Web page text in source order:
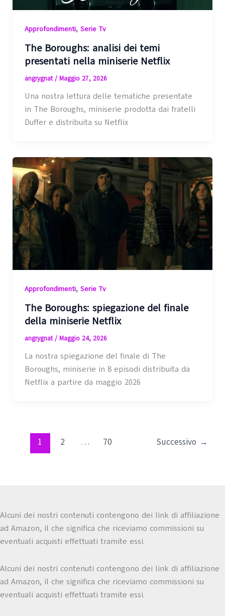
Approfondimenti, Serie Tv
The Boroughs: analisi dei temi
presentati nella miniserie Netflix
angrygnat/ Maggio 27, 2026
Una nostra lettura delle tematiche presentate
in The Boroughs, miniserie prodotta dai fratelli
Duffer e distribuita su Netflix
Approfondimenti, Serie Tv
The Boroughs: spiegazione del finale
della miniserie Netflix
angrygnat/ Maggio 24, 2026
La nostra spiegazione del finale di The
Boroughs, miniserie in 8 episodi distribuita da
Netflix a partire da maggio 2026
1 2 … 70 Successivo →
Alcuni dei nostri contenuti contengono dei link di affiliazione
ad Amazon, il che significa che riceviamo commissioni su
eventuali acquisti effettuati tramite essi.
Alcuni dei nostri contenuti contengono dei link di affiliazione
ad Amazon, il che significa che riceviamo commissioni su
eventuali acquisti effettuati tramite essi.